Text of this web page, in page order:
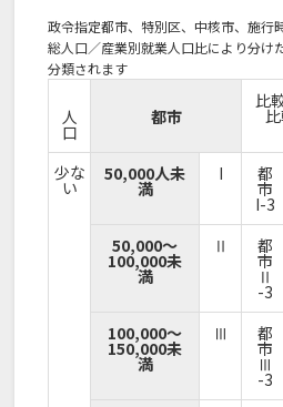
政令指定都市、特別区、中核市、施行
総人口／産業別就業人口比により分け
分類されます
人
口
都市
比
少な
い
50,000人未
満
I 都
市
I-3
50,000～
100,000未
満
Ⅱ 都
市
Ⅱ
-3
100,000～
150,000未
満
Ⅲ 都
市
Ⅲ
-3